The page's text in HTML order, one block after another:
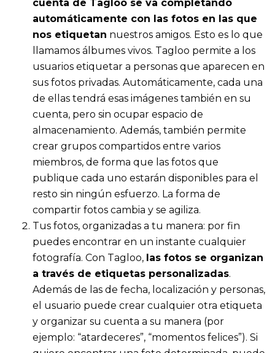
cuenta de Tagloo se va completando
automáticamente con las fotos en las que
nos etiquetan nuestros amigos. Esto es lo que
llamamos álbumes vivos. Tagloo permite a los
usuarios etiquetar a personas que aparecen en
sus fotos privadas. Automáticamente, cada una
de ellas tendrá esas imágenes también en su
cuenta, pero sin ocupar espacio de
almacenamiento. Además, también permite
crear grupos compartidos entre varios
miembros, de forma que las fotos que
publique cada uno estarán disponibles para el
resto sin ningún esfuerzo. La forma de
compartir fotos cambia y se agiliza.
Tus fotos, organizadas a tu manera: por fin
puedes encontrar en un instante cualquier
fotografía. Con Tagloo, las fotos se organizan
a través de etiquetas personalizadas.
Además de las de fecha, localización y personas,
el usuario puede crear cualquier otra etiqueta
y organizar su cuenta a su manera (por
ejemplo: “atardeceres”, “momentos felices”). Si